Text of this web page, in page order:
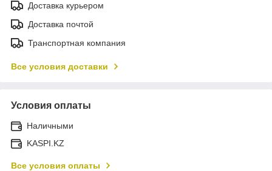
Доставка курьером
Доставка почтой
Транспортная компания
Все условия доставки
Условия оплаты
Наличными
KASPI.KZ
Все условия оплаты